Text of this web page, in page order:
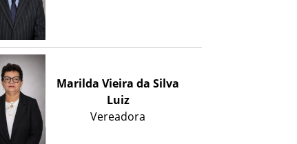
Marilda Vieira da Silva
Luiz
Vereadora